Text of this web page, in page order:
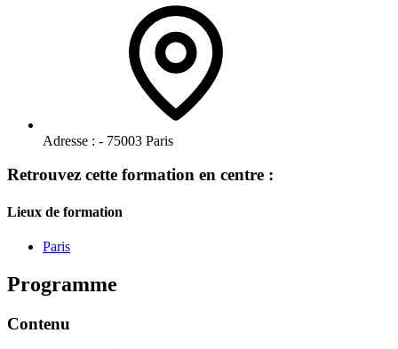
Adresse : - 75003 Paris
Retrouvez cette formation en centre :
Lieux de formation
Paris
Programme
Contenu